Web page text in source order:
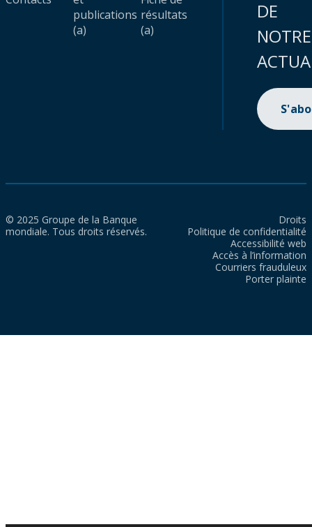
publications
(a)
résultats
(a)
DE
NOTRE
© 2025 Groupe de la Banque
mondiale. Tous droits réservés.
Droits
Politique de confidentialité
Accessibilité web
Accès à l’information
Courriers frauduleux
Porter plainte